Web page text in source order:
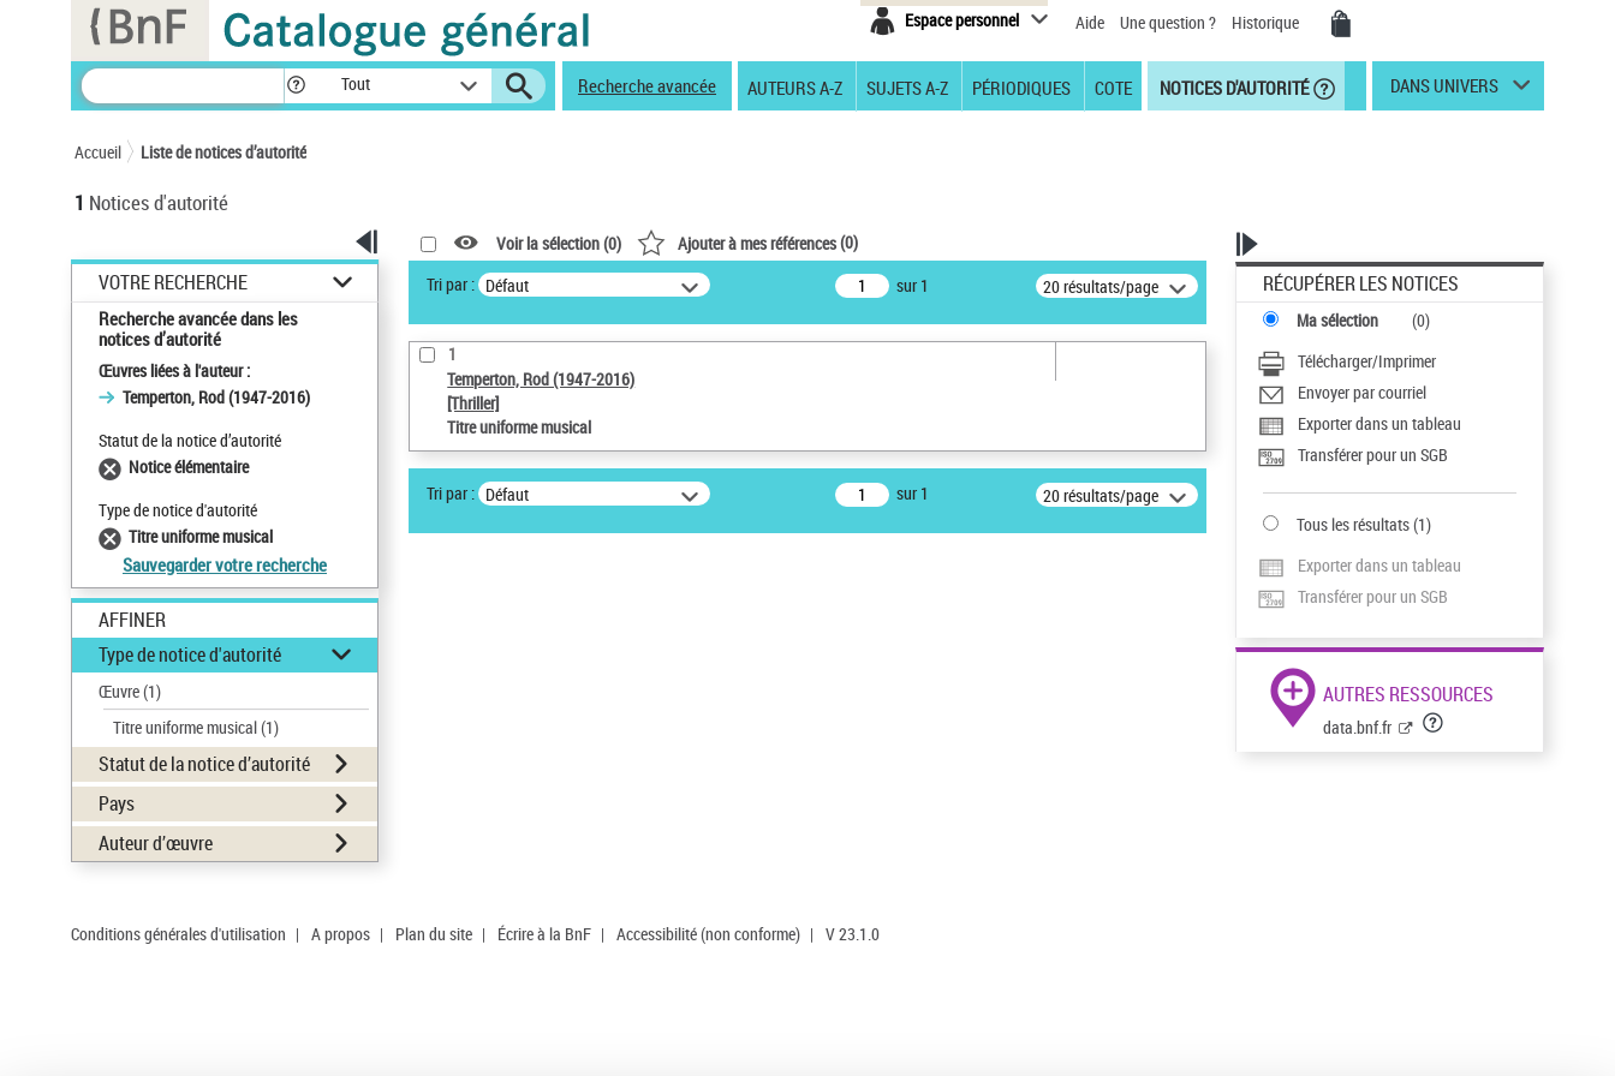
Espace personnel Aide Une question ? Historique
Tout Recherche avancée AUTEURS A-Z SUJETS A-Z PÉRIODIQUES COTE NOTICES D'AUTORITÉ DANS UNIVERS
Accueil Liste de notices d’autorité
1 Notices d'autorité
VOTRE RECHERCHE
Recherche avancée dans les
notices d’autorité
Œuvres liées à l'auteur :
Temperton, Rod (1947-2016)
Statut de la notice d’autorité
Notice élémentaire
Type de notice d'autorité
Titre uniforme musical
Sauvegarder votre recherche
AFFINER
Type de notice d'autorité
Œuvre(1)
Titre uniforme musical(1)
Statut de la notice d’autorité
Pays
Auteur d’œuvre
Voir la sélection (0) Ajouter à mes références(0)
Tri par : Défaut sur 1 20 résultats/page
1
Temperton, Rod (1947-2016)
[Thriller]
Titre uniforme musical
Tri par : Défaut sur 1 20 résultats/page
RÉCUPÉRER LES NOTICES
Ma sélection (0)
Télécharger/Imprimer
Envoyer par courriel
Exporter dans un tableau
Transférer pour un SGB
Tous les résultats(1)
Exporter dans un tableau
Transférer pour un SGB
AUTRES RESSOURCES
data.bnf.fr
Conditions générales d'utilisation | A propos | Plan du site | Écrire à la BnF | Accessibilité (non conforme) | V 23.1.0
Panneau de gestion des cookies